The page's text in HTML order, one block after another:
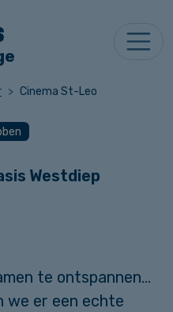
Cinema St-Leo
Westdiep
te ontspannen…
we er een echte